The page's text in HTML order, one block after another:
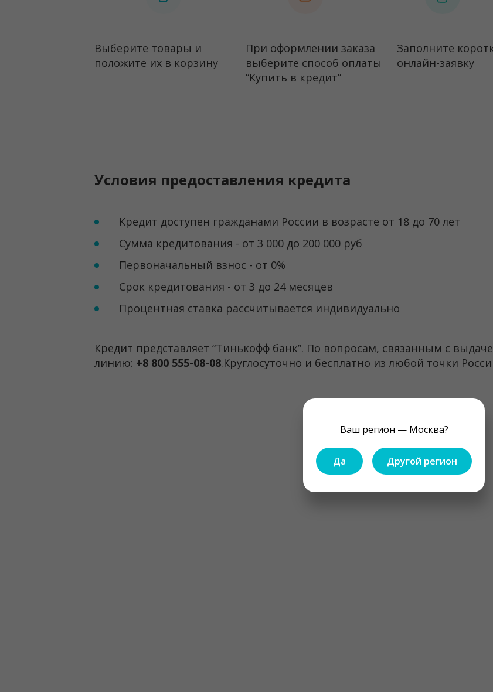
Ваш регион — Москва?
Да Другой регион
Выберите товары и
положите их в корзину
При оформлении заказа
выберите способ оплаты
“Купить в кредит”
Заполните
онлайн-заявку
Условия предоставления кредита
Кредит доступен гражданами России в возрасте от 18 до 70 лет
Сумма кредитования - от 3 000 до 200 000 руб
Первоначальный взнос - от 0%
Срок кредитования - от 3 до 24 месяцев
Процентная ставка рассчитывается индивидуально
Кредит представляет “Тинькофф банк”. По вопросам, связанным с
линию: +8 800 555-08-08.Круглосуточно и бесплатно из любой точки